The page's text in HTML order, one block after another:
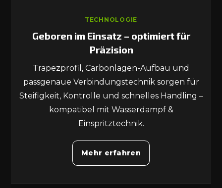
TECHNOLOGIE
Geboren im Einsatz – optimiert für
Präzision
Trapezprofil, Carbonlagen-Aufbau und
passgenaue Verbindungstechnik sorgen für
Steifigkeit, Kontrolle und schnelles Handling –
kompatibel mit Wasserdampf &
Einspritztechnik.
Mehr erfahren